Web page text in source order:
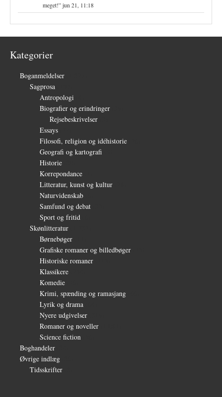
meget!”jun 21, 11:18
Kategorier
Boganmeldelser
Sagprosa
Antropologi
Biografier og erindringer
Rejsebeskrivelser
Essays
Filosofi, religion og idéhistorie
Geografi og kartografi
Historie
Korrepondance
Litteratur, kunst og kultur
Naturvidenskab
Samfund og debat
Sport og fritid
Skønlitteratur
Børnebøger
Grafiske romaner og billedbøger
Historiske romaner
Klassikere
Komedie
Krimi, spænding og ramasjang
Lyrik og drama
Nyere udgivelser
Romaner og noveller
Science fiction
Boghandeler
Øvrige indlæg
Tidsskrifter